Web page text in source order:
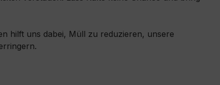
hilft uns dabei, Müll zu reduzieren, unsere